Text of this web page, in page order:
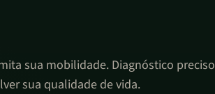
sua mobilidade. Diagnóstico preciso
sua qualidade de vida.